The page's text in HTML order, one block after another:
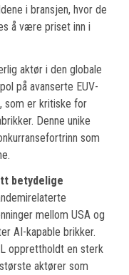
i bransjen, hvor de
å være priset inn i
aktør i den globale
på avanserte EUV-
som er kritiske for
Denne unike
som
betydelige
mellom USA og
AI-kapable brikker.
opprettholdt en sterk
aktører som